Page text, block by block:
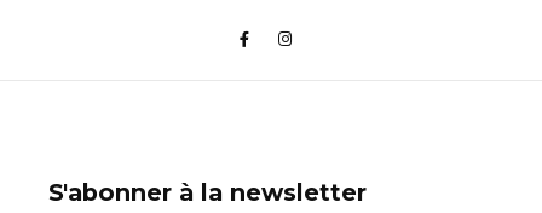
S'abonner à la newsletter